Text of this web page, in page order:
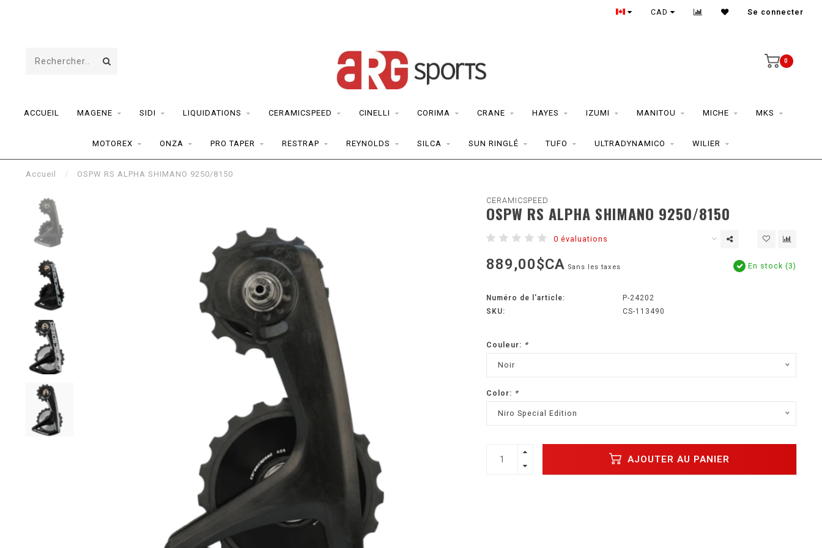
CAD Se connecter
0
ACCUEIL MAGENE SIDI LIQUIDATIONS CERAMICSPEED CINELLI CORIMA CRANE HAYES IZUMI MANITOU MICHE MKS
MOTOREX ONZA PRO TAPER RESTRAP REYNOLDS SILCA SUN RINGLÉ TUFO ULTRADYNAMICO WILIER
Accueil / OSPW RS ALPHA SHIMANO 9250/8150
CERAMICSPEED
OSPW RS ALPHA SHIMANO 9250/8150
0 évaluations
889,00$CA Sans les taxes En stock (3)
Numéro de l'article:
P-24202
SKU:
CS-113490
Couleur: *
Noir
Color: *
Niro Special Edition
AJOUTER AU PANIER